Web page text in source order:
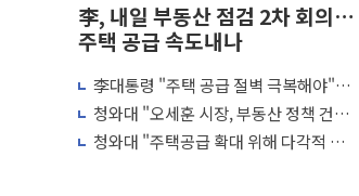
李, 내일 부동산 점검 2차 회의…
주택 공급 속도내나
李대통령 "주택 공급 절벽 극복해야"…
귀국 직후 7시간 부동산·증시 점검회의
청와대 "오세훈 시장, 부동산 정책 건의
서 받아 면밀 검토 예정"
청와대 "주택공급 확대 위해 다각적 검토